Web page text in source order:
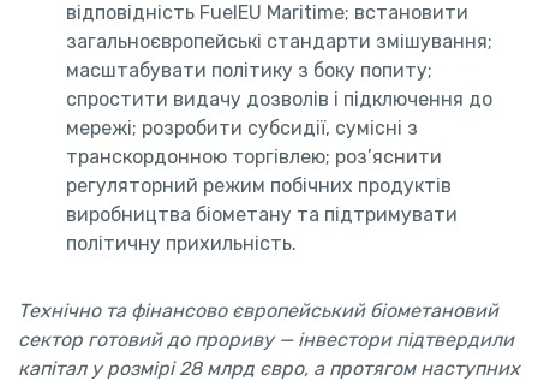
відповідність FuelEU Maritime; встановити
загальноєвропейські стандарти змішування;
масштабувати політику з боку попиту;
спростити видачу дозволів і підключення до
мережі; розробити субсидії, сумісні з
транскордонною торгівлею; роз’яснити
регуляторний режим побічних продуктів
виробництва біометану та підтримувати
політичну прихильність.
Технічно та фінансово європейський біометановий
сектор готовий до прориву — інвестори підтвердили
капітал у розмірі 28 млрд євро, а протягом наступних